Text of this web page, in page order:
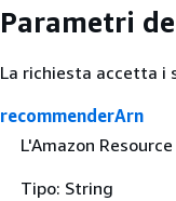
Parametri
La richiesta accetta i
recommenderArn
L'Amazon
Tipo: String